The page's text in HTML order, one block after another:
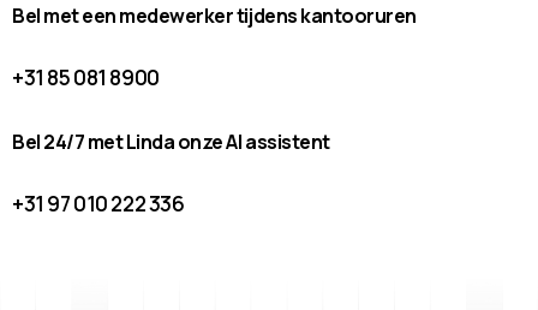
Bel met een medewerker tijdens kantooruren
+31 85 081 8900
Bel 24/7 met Linda onze AI assistent
+31 97 010 222 336